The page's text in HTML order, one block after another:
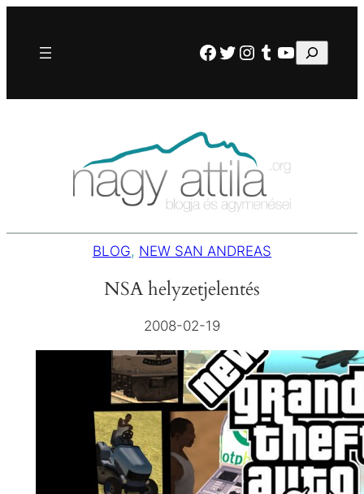
tartalomhoz
Facebook
Twitter
Instagram
Tumblr
YouTube
Keresés
BLOG, NEW SAN ANDREAS
NSA helyzetjelentés
2008-02-19